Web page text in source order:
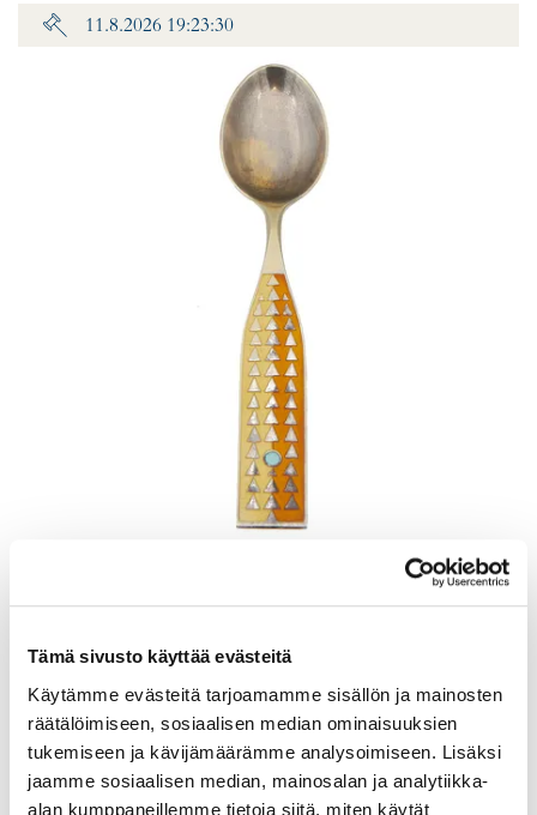
Tämä sivusto käyttää evästeitä
Käytämme evästeitä tarjoamamme sisällön ja mainosten
räätälöimiseen, sosiaalisen median ominaisuuksien
tukemiseen ja kävijämäärämme analysoimiseen. Lisäksi
jaamme sosiaalisen median, mainosalan ja analytiikka-
alan kumppaneillemme tietoja siitä, miten käytät
11.8.2026 19:23:30
Lusikka, emaloitu, pituus 165mm, A. Michelsen, Tanska, Julen 1960,
Johtava huuto:-
11.8.2026 19:25:30